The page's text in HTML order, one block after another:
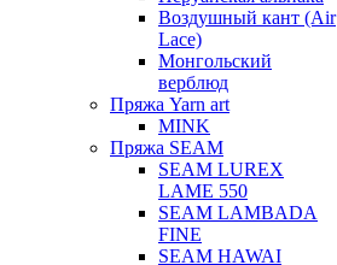
Воздушный кант (Air
Lace)
Монгольский
верблюд
Пряжа Yarn art
MINK
Пряжа SEAM
SEAM LUREX
LAME 550
SEAM LAMBADA
FINE
SEAM HAWAI